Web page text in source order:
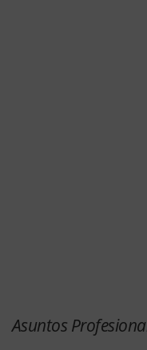
Asuntos